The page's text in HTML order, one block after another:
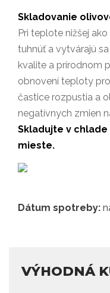
Skladovanie
Pri teplote nižšej
tuhnúť a vytvárajú
kvalite a prírodnom
obnovení teploty
častice rozpustia a
negatívnych zmien
Skladujte v chlade
mieste.
Dátum spotreby:
VÝHODNÁ